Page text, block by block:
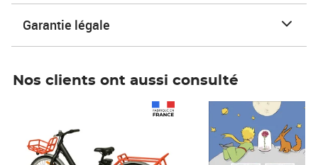
Garantie légale
Nos clients ont aussi consulté
Prix 6,25€ HT